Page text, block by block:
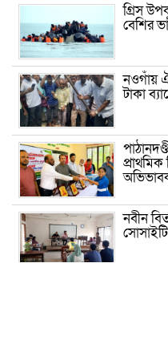
গ্রিস
বেশির
নওগাঁয়
টাকা
নবীন